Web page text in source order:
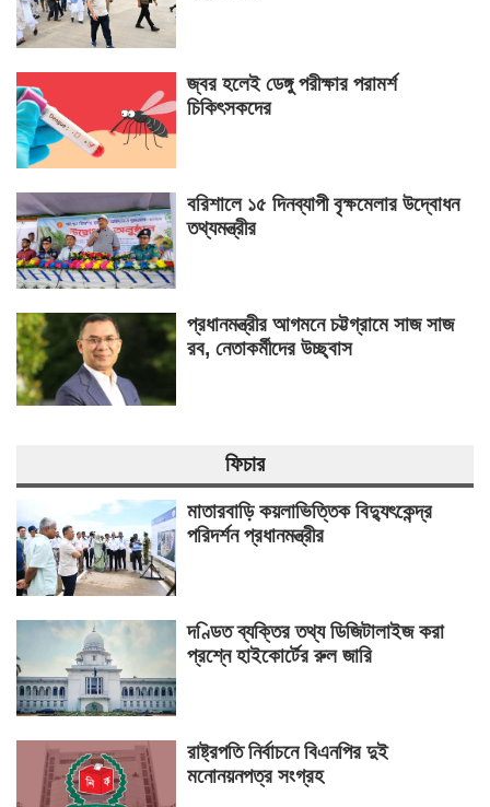
জ্বর হলেই ডেঙ্গু পরীক্ষার পরামর্শ
চিকিৎসকদের
বরিশালে ১৫ দিনব্যাপী বৃক্ষমেলার উদ্বোধন
তথ্যমন্ত্রীর
প্রধানমন্ত্রীর আগমনে চট্টগ্রামে সাজ সাজ
রব, নেতাকর্মীদের উচ্ছ্বাস
ফিচার
মাতারবাড়ি কয়লাভিত্তিক বিদ্যুৎকেন্দ্র
পরিদর্শন প্রধানমন্ত্রীর
দণ্ডিত ব্যক্তির তথ্য ডিজিটালাইজ করা
প্রশ্নে হাইকোর্টের রুল জারি
রাষ্ট্রপতি নির্বাচনে বিএনপির দুই
মনোনয়নপত্র সংগ্রহ